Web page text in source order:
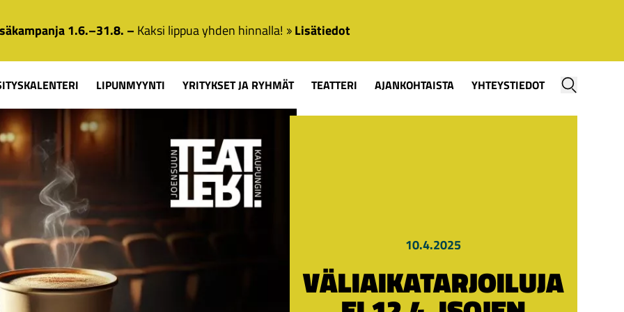
1.6.–31.8. – Kaksi lippua yhden hinnalla! Lisätiedot
LIPUNMYYNTI YRITYKSET JA RYHMÄT TEATTERI AJANKOHTAISTA YHTEYSTIEDOT
10.4.2025
VÄLIAIKATARJOILUJA